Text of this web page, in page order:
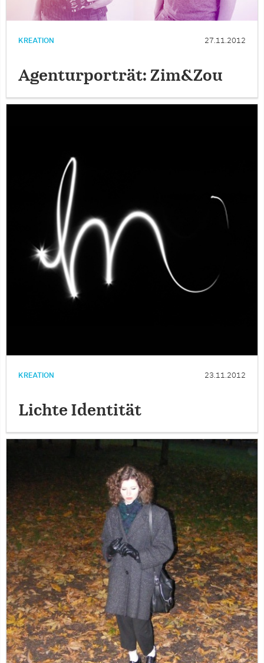
KREATION 27.11.2012
Agenturporträt: Zim&Zou
KREATION 23.11.2012
Lichte Identität